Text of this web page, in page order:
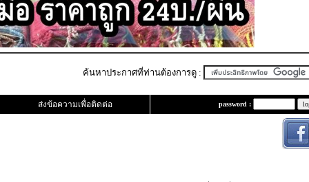
ค้นหาประกาศที่ท่านต้องการดู :
ส่งข้อความเพื่อติดต่อ password :